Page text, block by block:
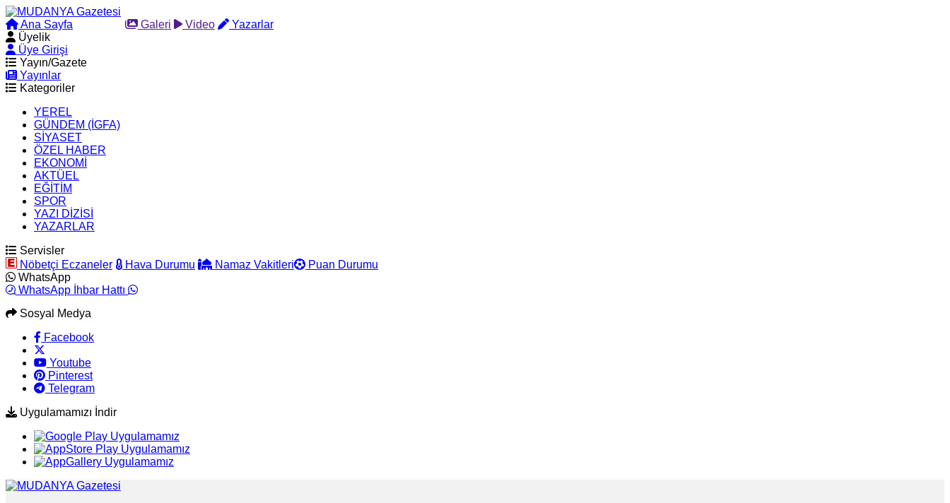
Ana Sayfa Galeri Video
Yazarlar
Üyelik
Üye Girişi
Yayın/Gazete
Yayınlar
Kategoriler
YEREL
GÜNDEM (İGFA)
SİYASET
ÖZEL HABER
EKONOMİ
AKTÜEL
EĞİTİM
SPOR
YAZI DİZİSİ
YAZARLAR
Servisler
Nöbetçi Eczaneler
Hava Durumu Namaz Vakitleri
Puan Durumu
WhatsApp
WhatsApp İhbar Hattı
Sosyal Medya
Facebook
Youtube
Pinterest
Telegram
Uygulamamızı İndir